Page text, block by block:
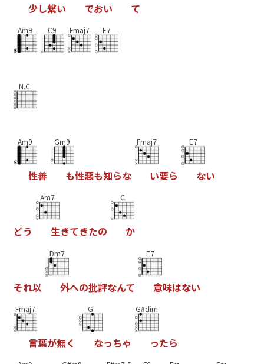
少し繋い でおい て
Am9 C9 Fmaj7 E7
N.C.
Am9
性善
Gm9
も性悪も知らな
Fmaj7
い要ら
E7
ない
どう
Am7
生きてきたの
C
か
それ以
Dm7
外への批評なんて
E7
意味はない
Fmaj7
言葉が無く
G
なっちゃ
G#dim
ったら